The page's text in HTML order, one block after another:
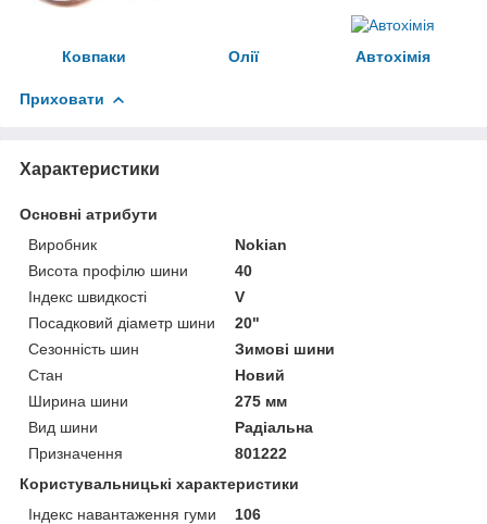
Ковпаки Олії Автохімія
Приховати
Характеристики
Основні атрибути
Виробник
Nokian
Висота профілю шини
40
Індекс швидкості
V
Посадковий діаметр шини
20"
Сезонність шин
Зимові шини
Стан
Новий
Ширина шини
275 мм
Вид шини
Радіальна
Призначення
801222
Користувальницькі характеристики
Індекс навантаження гуми
106